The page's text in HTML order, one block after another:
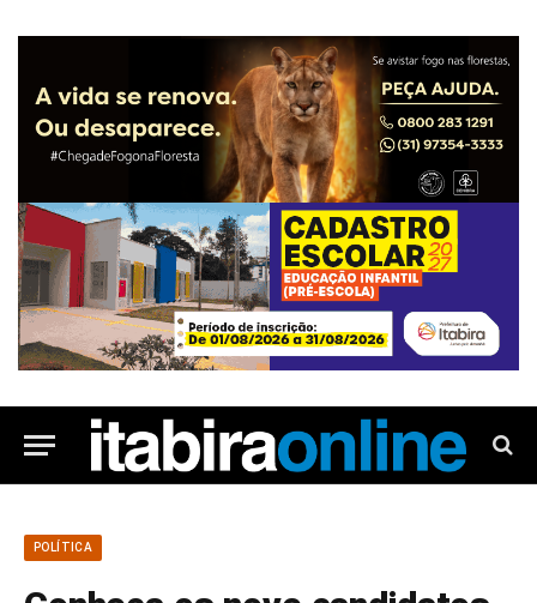
POLÍTICA